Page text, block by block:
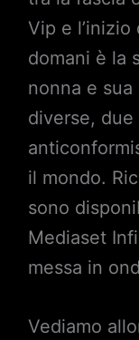
Vip e
domani è la
nonna e
diverse,
il mondo.
sono
Mediaset
messa in
Vediamo